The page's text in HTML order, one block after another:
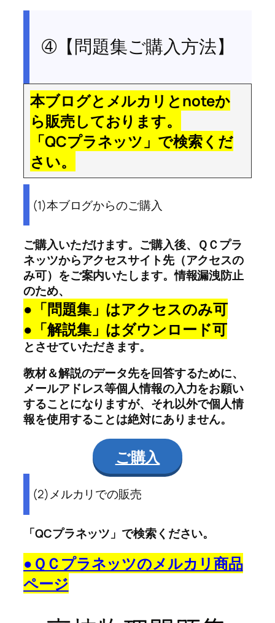
➃【問題集ご購入方法】
本ブログとメルカリとnoteか
ら販売しております。
「QCプラネッツ」で検索くだ
さい。
(1)本ブログからのご購入
ご購入いただけます。ご購入後、ＱＣプラ
ネッツからアクセスサイト先（アクセスの
み可）をご案内いたします。情報漏洩防止
のため、
●「問題集」はアクセスのみ可
●「解説集」はダウンロード可
とさせていただきます。
教材＆解説のデータ先を回答するために、
メールアドレス等個人情報の入力をお願い
することになりますが、それ以外で個人情
報を使用することは絶対にありません。
ご購入
(2)メルカリでの販売
「QCプラネッツ」で検索ください。
●ＱＣプラネッツのメルカリ商品
ページ